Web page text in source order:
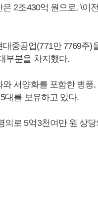
2조430억 원으로, \이
중공업(771만 7769주)
부분을 차지했다.
서양화를 포함한 병풍
대를 보유하고 있다.
로 5억3천여만 원 상